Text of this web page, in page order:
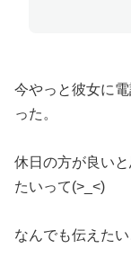
今やっと彼女に
った。
休日の方が良い
たいって(>_<)
なんでも伝えた